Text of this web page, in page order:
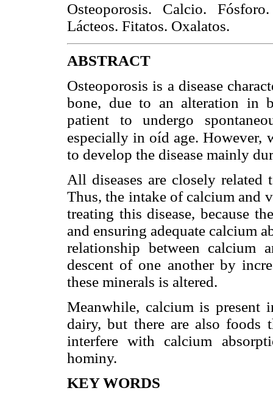
Osteoporosis. Calcio.
Lácteos. Fitatos. Oxalatos.
ABSTRACT
Osteoporosis is a disease
bone, due to an alteration in
patient to undergo
especially in oíd age. However,
to develop the disease mainly
All diseases are closely
Thus, the intake of calcium and
treating this disease, because
and ensuring adequate calcium
relationship between calcium
descent of one another by
these minerals is altered.
Meanwhile, calcium is present
dairy, but there are also foods
interfere with calcium
hominy.
KEY WORDS